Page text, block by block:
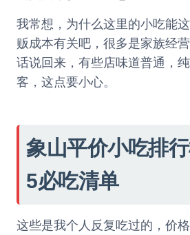
我常想，为什么这里的小吃能
贩成本有关吧，很多是家族经
话说回来，有些店味道普通，
客，这点要小心。
象山平价小吃排
5必吃清单
这些是我个人反复吃过的，价